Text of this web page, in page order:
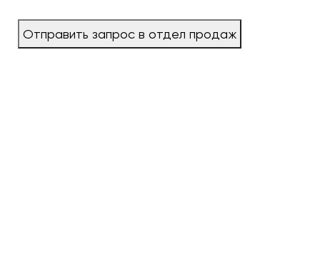
Отправить запрос в отдел продаж